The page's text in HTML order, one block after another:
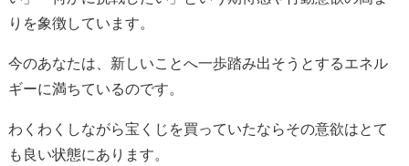
りを象徴しています。
今のあなたは、新しいことへ一歩踏み出そうとするエネル
ギーに満ちているのです。
わくわくしながら宝くじを買っていたならその意欲はとて
も良い状態にあります。